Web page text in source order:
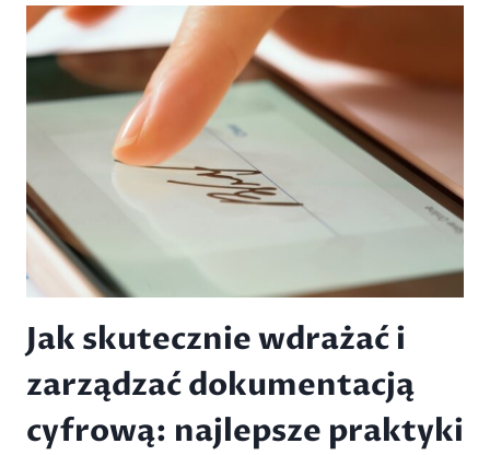
NA
TEMAT
PODPISÓW
ELEKTRONICZNYCH
ORAZ
USŁUG
ZAUFANIA
Jak skutecznie wdrażać i
zarządzać dokumentacją
cyfrową: najlepsze praktyki